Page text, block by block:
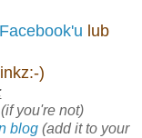
Facebook'u lub
)
you're not)
blog(add it to your